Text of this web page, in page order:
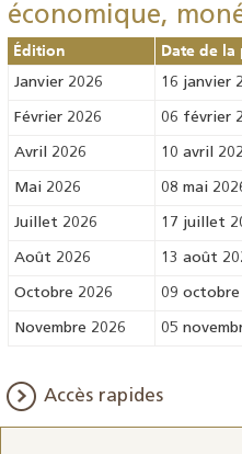
économique,
Édition Date de
Janvier 2026 16 janvier
Février 2026 06 février
Avril 2026 10 avril
Mai 2026 08 mai
Juillet 2026 17 juillet
Août 2026 13 août
Octobre 2026 09 octobre
Novembre 2026 05
Accès rapides